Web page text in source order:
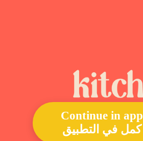
Continue in app
كمل في التطبيق